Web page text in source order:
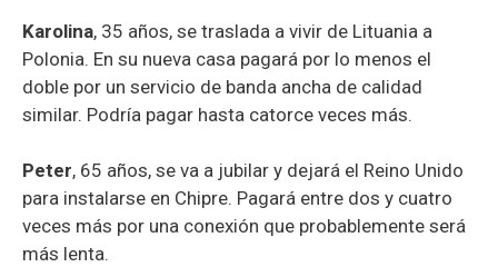
Karolina, 35 años, se traslada a vivir de Lituania a
Polonia. En su nueva casa pagará por lo menos el
doble por un servicio de banda ancha de calidad
similar. Podría pagar hasta catorce veces más.
Peter, 65 años, se va a jubilar y dejará el Reino Unido
para instalarse en Chipre. Pagará entre dos y cuatro
veces más por una conexión que probablemente será
más lenta.